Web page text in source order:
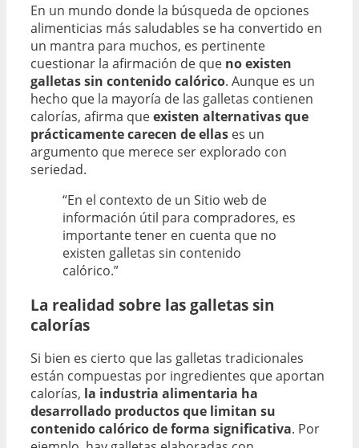
En un mundo donde la búsqueda de opciones
alimenticias más saludables se ha convertido en
un mantra para muchos, es pertinente
cuestionar la afirmación de que no existen
galletas sin contenido calórico. Aunque es un
hecho que la mayoría de las galletas contienen
calorías, afirma queexisten alternativas que
prácticamente carecen de ellas es un
argumento que merece ser explorado con
seriedad.
“En el contexto de un Sitio web de
información útil para compradores, es
importante tener en cuenta que no
existen galletas sin contenido
calórico.”
La realidad sobre las galletas sin
calorías
Si bien es cierto que las galletas tradicionales
están compuestas por ingredientes que aportan
calorías, la industria alimentaria ha
desarrollado productos que limitan su
contenido calórico de forma significativa. Por